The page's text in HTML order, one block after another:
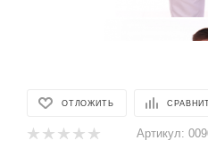
ОТЛОЖИТЬ
Артикул: